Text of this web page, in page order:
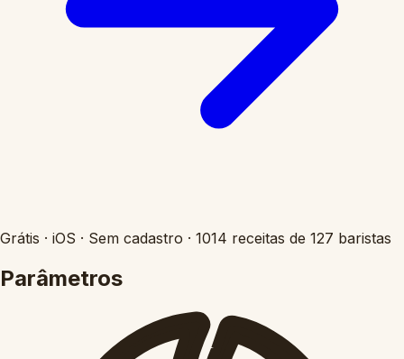
Grátis · iOS · Sem cadastro · 1014 receitas de 127 baristas
Parâmetros